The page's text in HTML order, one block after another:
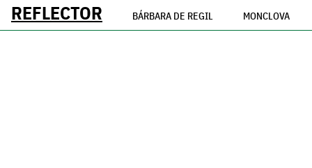
REFLECTOR BÁRBARA DE REGIL MONCLOVA